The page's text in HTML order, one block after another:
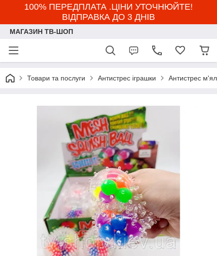
100% ПЕРЕДПЛАТА .ЦІНИ УТОЧНЮЙТЕ!
ВІДПРАВКА ДО 3 ДНІВ
МАГАЗИН ТВ-ШОП
Товари та послуги Антистрес іграшки Антистрес